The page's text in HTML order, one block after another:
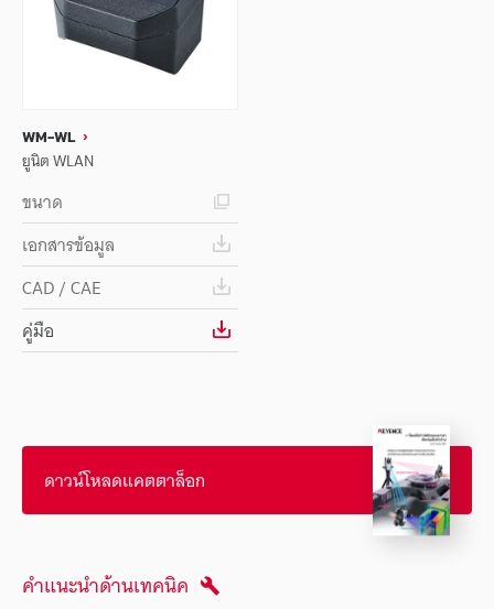
WM-WL
ยูนิต WLAN
ขนาด
เอกสารข้อมูล
CAD / CAE
คู่มือ
ดาวน์โหลดแคตตาล็อก
คำแนะนำด้านเทคนิค